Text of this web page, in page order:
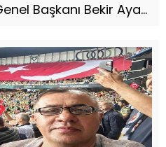
Başkanı Bekir Ayaz,
ile gerçekleştirdiği